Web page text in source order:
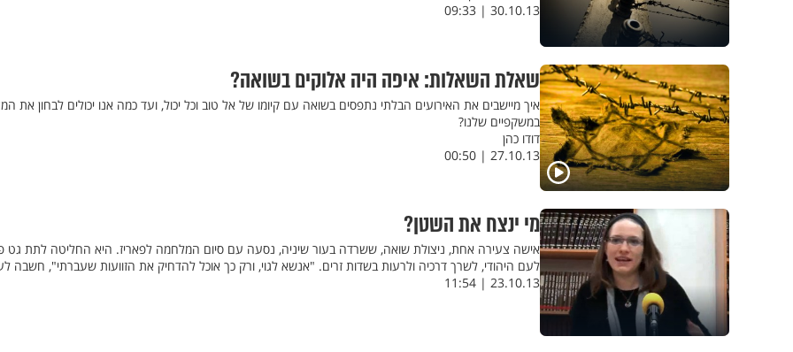
30.10.13 | 09:33
שאלת השאלות: איפה היה אלוקים בשואה?
איך מיישבים את האירועים הבלתי נתפסים בשואה עם קיומו של אל טוב וכל יכול, ועד כמה אנו יכולים לבחון את
במשקפיים שלנו?
דודו כהן
27.10.13 | 00:50
מי ינצח את השטן?
אישה צעירה אחת, ניצולת שואה, ששרדה בעור שיניה, נסעה עם סיום המלחמה לפאריז. היא החליטה לתת גט
לעם היהודי, לשרך דרכיה ולרעות בשדות זרים. "אנשא לגוי, ורק כך אוכל להדחיק את הזוועות שעברתי", חשבה
23.10.13 | 11:54